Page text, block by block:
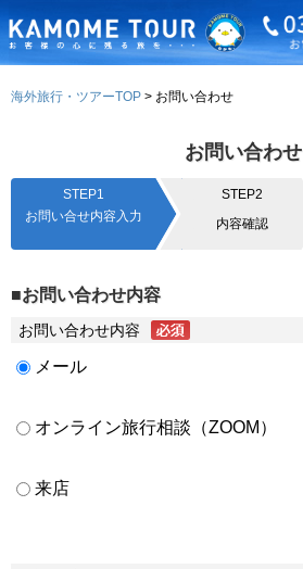
海外旅行・ツアーTOP お問い合わせ
お問い合わせ
STEP1
お問い合せ内容入力
STEP2
内容確認
■お問い合わせ内容
お問い合わせ内容
メール
オンライン旅行相談（ZOOM）
来店